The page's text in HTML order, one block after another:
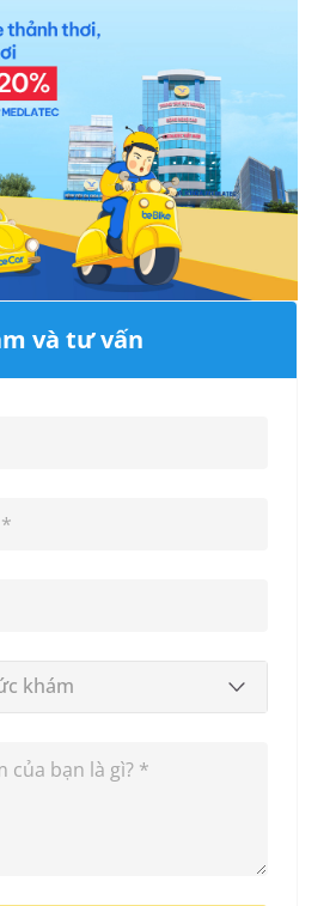
và tư vấn
khám